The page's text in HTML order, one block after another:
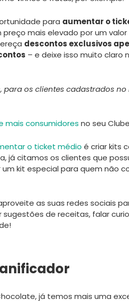
para aumentar o
mais elevado por um
descontos exclusivos
– e deixe isso muito claro
para os clientes cadastrados
mais consumidores no seu
o ticket médio é criar kits
já citamos os clientes que
um kit especial para quem não
as suas redes sociais
de receitas, falar
já temos mais uma